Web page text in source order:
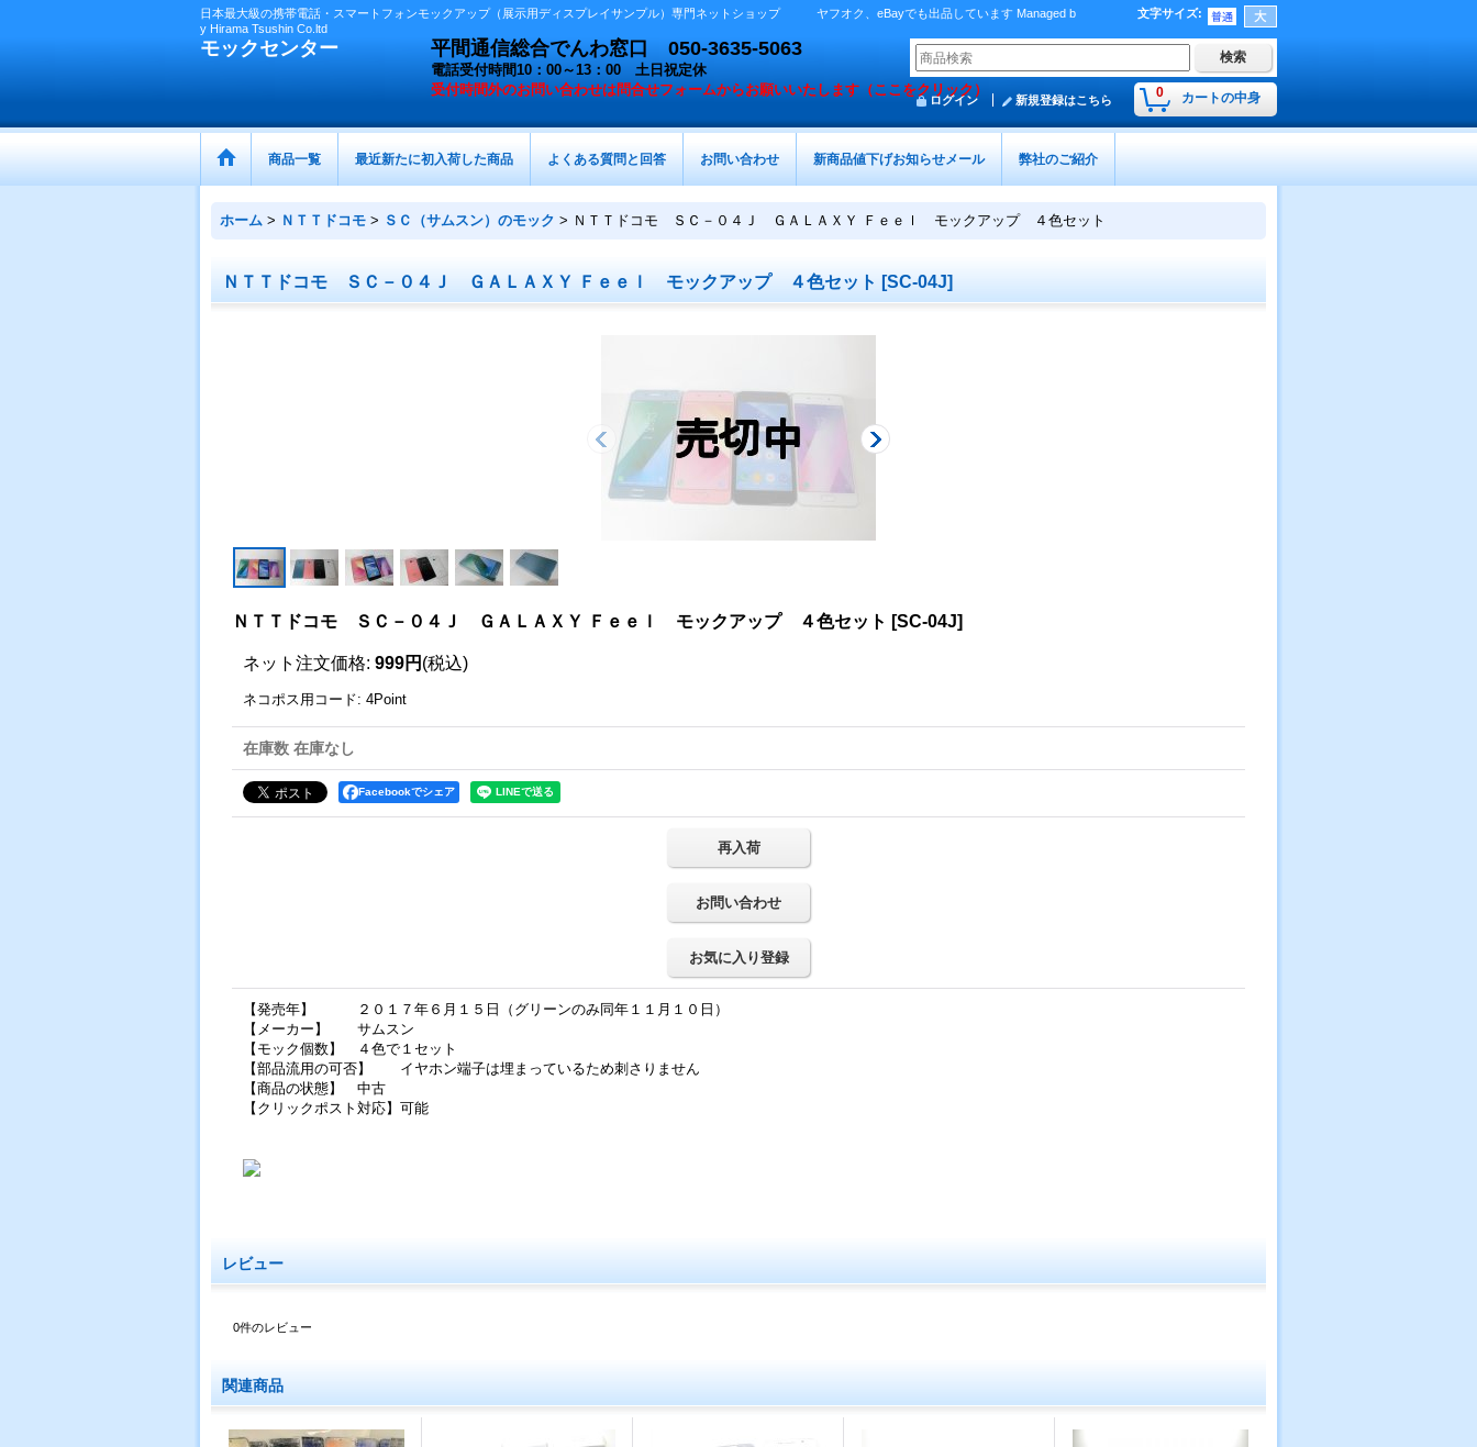
日本最大級の携帯電話・スマートフォンモックアップ（展示用ディスプレイサンプル）専門ネットショップ ヤフオク、eBayでも出品しています Managed b
y Hirama Tsushin Co.ltd
文字サイズ:
モックセンター 平間通信総合でんわ窓口 050-3635-5063
電話受付時間10：00～13：00 土日祝定休
受付時間外のお問い合わせは問合せフォームからお願いいたします（ここをクリック） 0 カートの中身
ログイン 新規登録はこちら
商品一覧 最近新たに初入荷した商品 よくある質問と回答 お問い合わせ 新商品値下げお知らせメール 弊社のご紹介
ホーム > ＮＴＴドコモ > ＳＣ（サムスン）のモック > ＮＴＴドコモ ＳＣ－０４Ｊ ＧＡＬＡＸＹ Ｆｅｅｌ モックアップ ４色セット
ＮＴＴドコモ ＳＣ－０４Ｊ ＧＡＬＡＸＹ Ｆｅｅｌ モックアップ ４色セット [SC-04J]
ＮＴＴドコモ ＳＣ－０４Ｊ ＧＡＬＡＸＹ Ｆｅｅｌ モックアップ ４色セット [SC-04J]
ネット注文価格: 999円 (税込)
ネコポス用コード: 4Point
在庫数 在庫なし
Facebookでシェア
再入荷
お問い合わせ
お気に入り登録
【発売年】 ２０１７年６月１５日（グリーンのみ同年１１月１０日）
【メーカー】 サムスン
【モック個数】 ４色で１セット
【部品流用の可否】 イヤホン端子は埋まっているため刺さりません
【商品の状態】 中古
【クリックポスト対応】可能
レビュー
0件のレビュー
関連商品